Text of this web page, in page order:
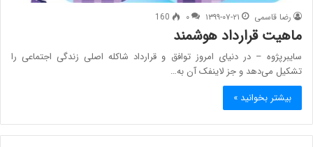
رضا قاسمی ۱۳۹۹-۰۷-۲۱ ۰ 160
ماهیت قرارداد هوشمند
سایبرپژوه – در دنیای امروز توافق و قرارداد شاکله اصلی زندگی اجتماعی را
تشکیل می‌دهد و جز لاینفک آن به…
بیشتر بخوانید »